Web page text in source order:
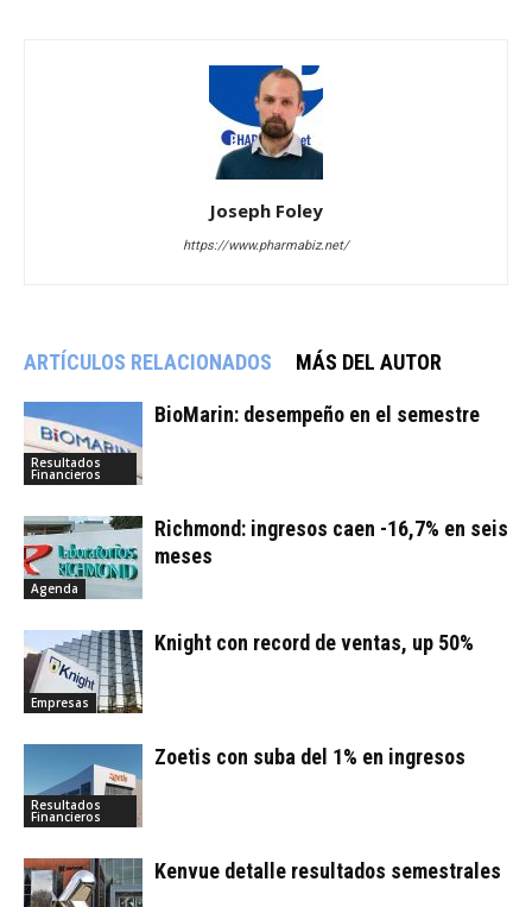
Joseph Foley
https://www.pharmabiz.net/
ARTÍCULOS RELACIONADOS MÁS DEL AUTOR
Resultados
Financieros
BioMarin: desempeño en el semestre
Agenda
Richmond: ingresos caen -16,7% en seis
meses
Empresas
Knight con record de ventas, up 50%
Resultados
Financieros
Zoetis con suba del 1% en ingresos
Kenvue detalle resultados semestrales